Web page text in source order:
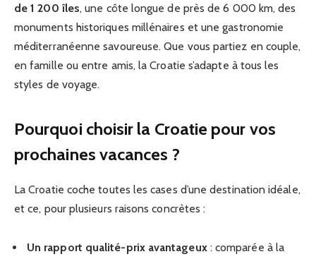
de 1 200 îles, une côte longue de près de 6 000 km, des
monuments historiques millénaires et une gastronomie
méditerranéenne savoureuse. Que vous partiez en couple,
en famille ou entre amis, la Croatie s’adapte à tous les
styles de voyage.
Pourquoi choisir la Croatie pour vos
prochaines vacances ?
La Croatie coche toutes les cases d’une destination idéale,
et ce, pour plusieurs raisons concrètes :
Un rapport qualité-prix avantageux: comparée à la